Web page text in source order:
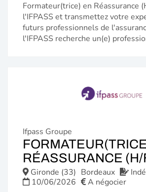
Formateur(trice) en Réassurance
l'IFPASS et transmettez votre
futurs professionnels de
l'IFPASS recherche un(e)
Ifpass Groupe
RÉASSURANCE (H/
Gironde (33) Bordeaux
10/06/2026
A négocier